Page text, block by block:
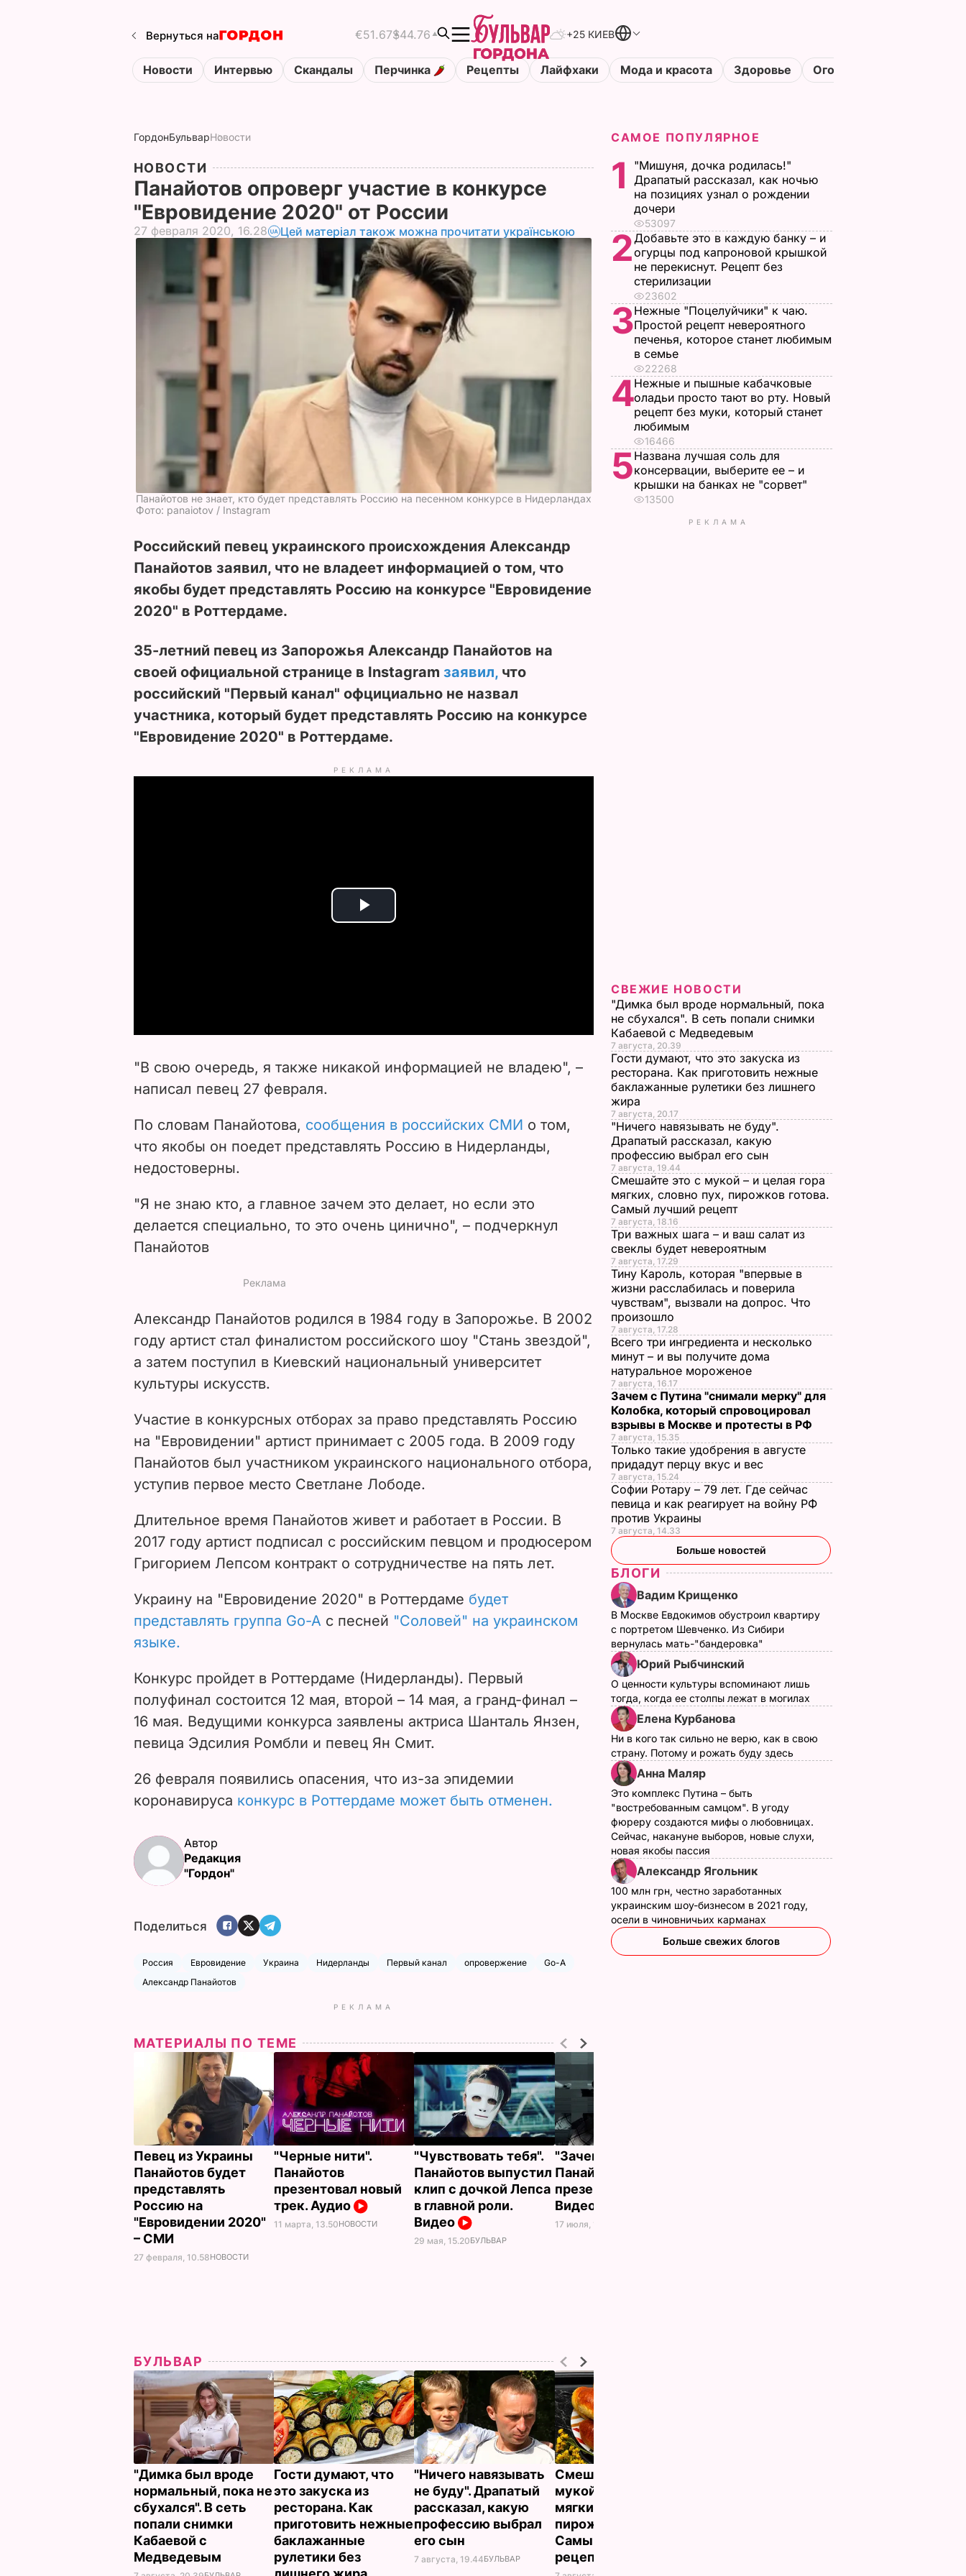
Вернуться на €51.67$44.76 +25 КИЕВ
Новости Интервью Скандалы Перчинка Рецепты Лайфхаки Мода и красота Здоровье Огороды
ГордонБульварНовости
НОВОСТИ
Панайотов опроверг участие в конкурсе
"Евровидение 2020" от России
27 февраля 2020, 16.28 Цей матеріал також можна прочитати українською
Панайотов не знает, кто будет представлять Россию на песенном конкурсе в Нидерландах
Фото: panaiotov / Instagram
Российский певец украинского происхождения Александр
Панайотов заявил, что не владеет информацией о том, что
якобы будет представлять Россию на конкурсе "Евровидение
2020" в Роттердаме.
35-летний певец из Запорожья Александр Панайотов на
своей официальной странице в Instagram заявил, что
российский "Первый канал" офцициально не назвал
участника, который будет представлять Россию на конкурсе
"Евровидение 2020" в Роттердаме.
РЕКЛАМА
P
d
e
"В свою очередь, я также никакой информацией не владею", –
написал певец 27 февраля.
По словам Панайотова, сообщения в российских СМИ о том,
что якобы он поедет представлять Россию в Нидерланды,
недостоверны.
"Я не знаю кто, а главное зачем это делает, но если это
делается специально, то это очень цинично", – подчеркнул
Панайотов
Александр Панайотов родился в 1984 году в Запорожье. В 2002
году артист стал финалистом российского шоу "Стань звездой",
а затем поступил в Киевский национальный университет
культуры искусств.
Участие в конкурсных отборах за право представлять Россию
на "Евровидении" артист принимает с 2005 года. В 2009 году
Панайотов был участником украинского национального отбора,
уступив первое место Cветлане Лободе.
Длительное время Панайотов живет и работает в России. В
2017 году артист подписал с российским певцом и продюсером
Григорием Лепсом контракт о сотрудничестве на пять лет.
Украину на "Евровидение 2020" в Роттердаме будет
представлять группа Go-A с песней "Соловей" на украинском
языке.
Конкурс пройдет в Роттердаме (Нидерланды). Первый
полуфинал состоится 12 мая, второй – 14 мая, а гранд-финал –
16 мая. Ведущими конкурса заявлены актриса Шанталь Янзен,
певица Эдсилия Ромбли и певец Ян Смит.
26 февраля появились опасения, что из-за эпидемии
коронавируса конкурс в Роттердаме может быть отменен.
Автор
Редакция
"Гордон"
Поделиться
Россия Евровидение Украина Нидерланды Первый канал опровержение
Go-A
Александр Панайотов
РЕКЛАМА
МАТЕРИАЛЫ ПО ТЕМЕ
Певец из Украины
Панайотов будет
представлять
Россию на
"Евровидении 2020"
– СМИ
27 февраля, 10.58НОВОСТИ
"Черные нити".
Панайотов
презентовал новый
трек. Аудио
11 марта, 13.50НОВОСТИ
"Чувствовать тебя".
Панайотов выпустил
клип с дочкой Лепса
в главной роли.
Видео
29 мая, 15.20БУЛЬВАР
"Зачем тебе я".
Панайотов
презентовал клип.
Видео
17 июля, 18.05
БУЛЬВАР
"Димка был вроде
нормальный, пока не
сбухался". В сеть
попали снимки
Кабаевой с
Медведевым
Гости думают, что
это закуска из
ресторана. Как
приготовить нежные
баклажанные
рулетики без
"Ничего навязывать
не буду". Драпатый
рассказал, какую
профессию выбрал
его сын
7 августа, 19.44БУЛЬВАР
Смешайте это с
мукой – и целая гора
мягких, словно пух,
пирожков готова.
Самый лучший
рецепт
САМОЕ ПОПУЛЯРНОЕ
1
"Мишуня, дочка родилась!"
Драпатый рассказал, как ночью
на позициях узнал о рождении
дочери
53097
2Добавьте это в каждую банку – и
огурцы под капроновой крышкой
не перекиснут. Рецепт без
стерилизации
23602
3Нежные "Поцелуйчики" к чаю.
Простой рецепт невероятного
печенья, которое станет любимым
в семье
22268
4Нежные и пышные кабачковые
оладьи просто тают во рту. Новый
рецепт без муки, который станет
любимым
16466
5Названа лучшая соль для
консервации, выберите ее – и
крышки на банках не "сорвет"
13500
РЕКЛАМА
СВЕЖИЕ НОВОСТИ
"Димка был вроде нормальный, пока
не сбухался". В сеть попали снимки
Кабаевой с Медведевым
7 августа, 20.39
Гости думают, что это закуска из
ресторана. Как приготовить нежные
баклажанные рулетики без лишнего
жира
7 августа, 20.17
"Ничего навязывать не буду".
Драпатый рассказал, какую
профессию выбрал его сын
7 августа, 19.44
Смешайте это с мукой – и целая гора
мягких, словно пух, пирожков готова.
Самый лучший рецепт
7 августа, 18.16
Три важных шага – и ваш салат из
свеклы будет невероятным
7 августа, 17.29
Тину Кароль, которая "впервые в
жизни расслабилась и поверила
чувствам", вызвали на допрос. Что
произошло
7 августа, 17.28
Всего три ингредиента и несколько
минут – и вы получите дома
натуральное мороженое
7 августа, 16.17
Зачем с Путина "снимали мерку" для
Колобка, который спровоцировал
взрывы в Москве и протесты в РФ
7 августа, 15.35
Только такие удобрения в августе
придадут перцу вкус и вес
7 августа, 15.24
Софии Ротару – 79 лет. Где сейчас
певица и как реагирует на войну РФ
против Украины
7 августа, 14.33
Больше новостей
БЛОГИ
Вадим Крищенко
В Москве Евдокимов обустроил квартиру
с портретом Шевченко. Из Сибири
вернулась мать-"бандеровка"
Юрий Рыбчинский
О ценности культуры вспоминают лишь
тогда, когда ее столпы лежат в могилах
Елена Курбанова
Ни в кого так сильно не верю, как в свою
страну. Потому и рожать буду здесь
Анна Маляр
Это комплекс Путина – быть
"востребованным самцом". В угоду
фюреру создаются мифы о любовницах.
Сейчас, накануне выборов, новые слухи,
новая якобы пассия
Александр Ягольник
100 млн грн, честно заработанных
украинским шоу-бизнесом в 2021 году,
осели в чиновничьих карманах
Больше свежих блогов